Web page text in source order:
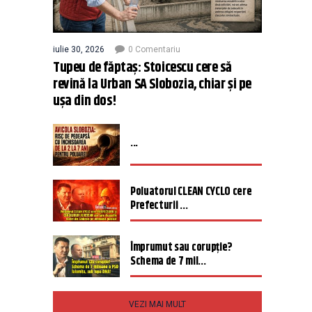
iulie 30, 2026 0 Comentariu
Tupeu de făptaș: Stoicescu cere să
revină la Urban SA Slobozia, chiar și pe
ușa din dos!
...
Poluatorul CLEAN CYCLO cere
Prefecturii ...
Împrumut sau corupție?
Schema de 7 mil...
VEZI MAI MULT